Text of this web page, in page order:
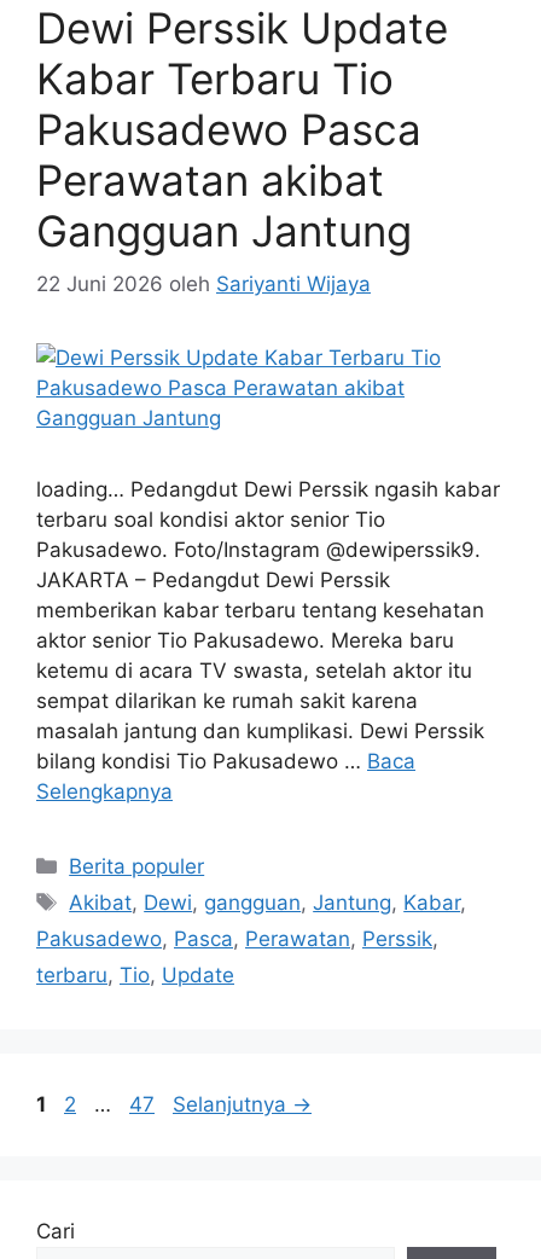
Dewi Perssik Update
Kabar Terbaru Tio
Pakusadewo Pasca
Perawatan akibat
Gangguan Jantung
22 Juni 2026 oleh Sariyanti Wijaya
loading… Pedangdut Dewi Perssik ngasih kabar
terbaru soal kondisi aktor senior Tio
Pakusadewo. Foto/Instagram @dewiperssik9.
JAKARTA – Pedangdut Dewi Perssik
memberikan kabar terbaru tentang kesehatan
aktor senior Tio Pakusadewo. Mereka baru
ketemu di acara TV swasta, setelah aktor itu
sempat dilarikan ke rumah sakit karena
masalah jantung dan kumplikasi. Dewi Perssik
bilang kondisi Tio Pakusadewo … Baca
Selengkapnya
Kategori
Berita populer
Tag
Akibat, Dewi, gangguan,Jantung, Kabar,
Pakusadewo, Pasca, Perawatan, Perssik,
terbaru, Tio, Update
Halaman
1 Halaman
2 … Halaman
47 Selanjutnya →
Cari